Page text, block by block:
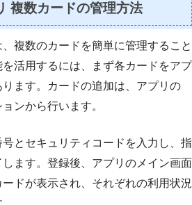
複数カードの管理方法
複数のカードを簡単に管理すること
活用するには、まず各カードをアプ
ます。カードの追加は、アプリの
ンから行います。
とセキュリティコードを入力し、指
ます。登録後、アプリのメイン画面
ドが表示され、それぞれの利用状況